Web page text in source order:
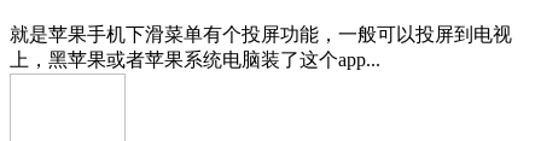
就是苹果手机下滑菜单有个投屏功能，一般可以投屏到电视
上，黑苹果或者苹果系统电脑装了这个app...